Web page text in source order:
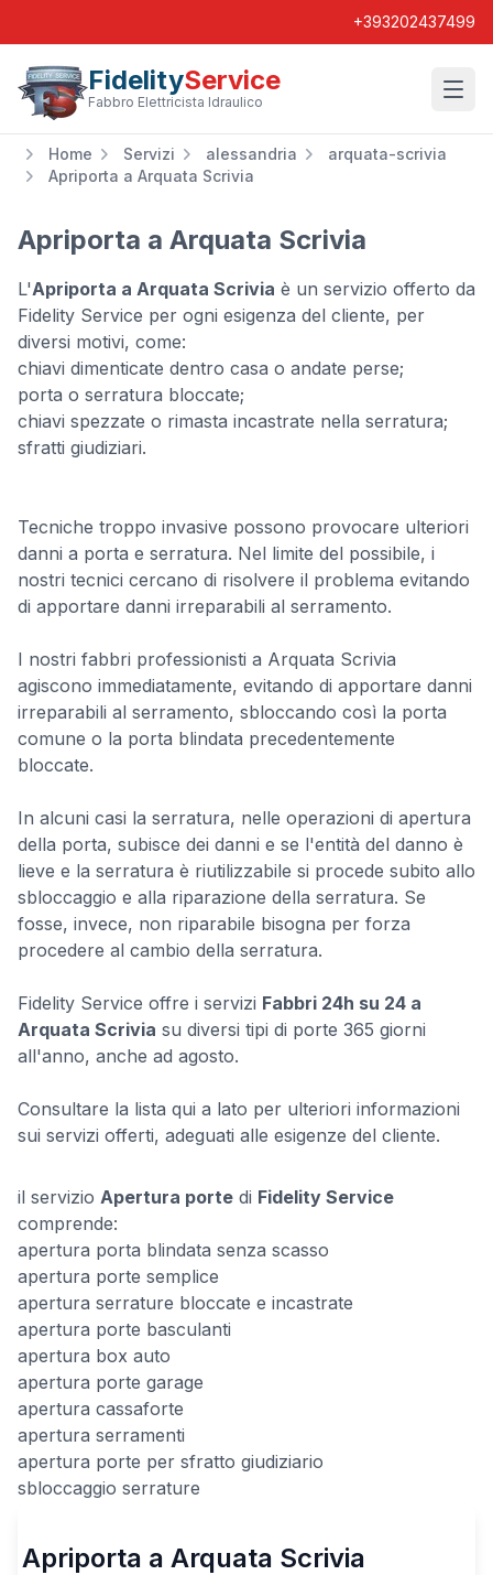
+393202437499
FidelityService
Fabbro Elettricista Idraulico
Home Servizi alessandria
arquata-scrivia
Apriporta a Arquata Scrivia
Apriporta a Arquata Scrivia
L'Apriporta a Arquata Scrivia è un servizio offerto da
Fidelity Service per ogni esigenza del cliente, per
diversi motivi, come:
chiavi dimenticate dentro casa o andate perse;
porta o serratura bloccate;
chiavi spezzate o rimasta incastrate nella serratura;
sfratti giudiziari.
Tecniche troppo invasive possono provocare ulteriori
danni a porta e serratura. Nel limite del possibile, i
nostri tecnici cercano di risolvere il problema evitando
di apportare danni irreparabili al serramento.
I nostri fabbri professionisti a Arquata Scrivia
agiscono immediatamente, evitando di apportare danni
irreparabili al serramento, sbloccando così la porta
comune o la porta blindata precedentemente
bloccate.
In alcuni casi la serratura, nelle operazioni di apertura
della porta, subisce dei danni e se l'entità del danno è
lieve e la serratura è riutilizzabile si procede subito allo
sbloccaggio e alla riparazione della serratura. Se
fosse, invece, non riparabile bisogna per forza
procedere al cambio della serratura.
Fidelity Service offre i servizi Fabbri 24h su 24 a
Arquata Scrivia su diversi tipi di porte 365 giorni
all'anno, anche ad agosto.
Consultare la lista qui a lato per ulteriori informazioni
sui servizi offerti, adeguati alle esigenze del cliente.
il servizio Apertura porte di Fidelity Service
comprende:
apertura porta blindata senza scasso
apertura porte semplice
apertura serrature bloccate e incastrate
apertura porte basculanti
apertura box auto
apertura porte garage
apertura cassaforte
apertura serramenti
apertura porte per sfratto giudiziario
sbloccaggio serrature
Apriporta a Arquata Scrivia